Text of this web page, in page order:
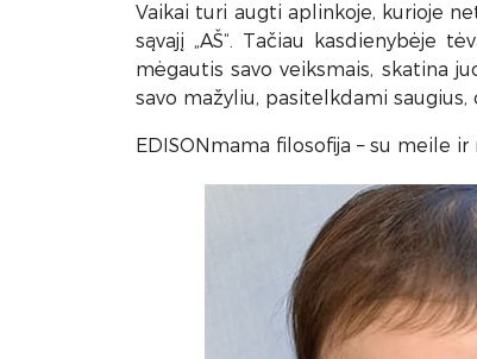
Vaikai turi augti aplinkoje, kurioje
sąvajį „AŠ“. Tačiau kasdienybėje
mėgautis savo veiksmais, skatina
savo mažyliu, pasitelkdami
EDISONmama filosofija – su meile